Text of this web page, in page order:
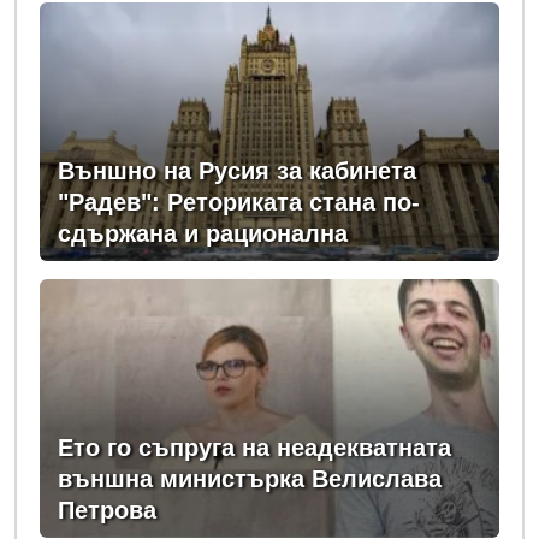
Външно на Русия за кабинета
"Радев": Реториката стана по-
сдържана и рационална
Ето го съпруга на неадекватната
външна министърка Велислава
Петрова